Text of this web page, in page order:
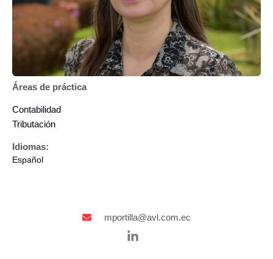
Áreas de práctica
Contabilidad
Tributación
Idiomas:
Español
mportilla@avl.com.ec